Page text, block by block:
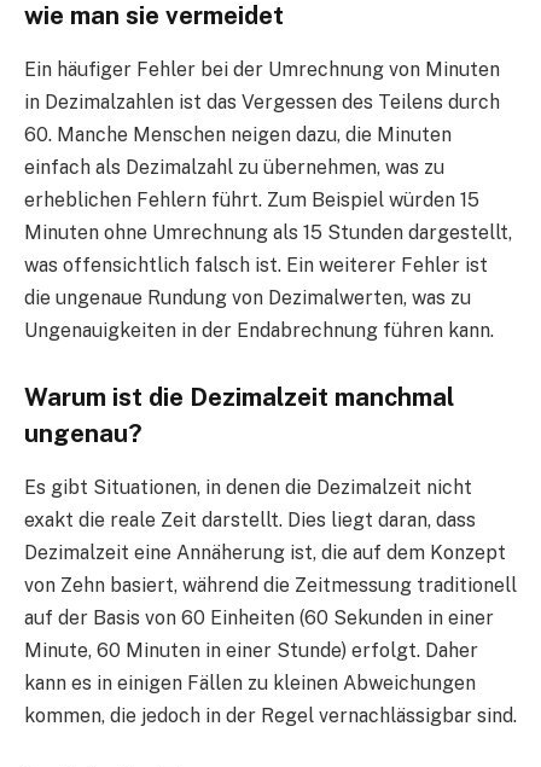
wie man sie vermeidet
Ein häufiger Fehler bei der Umrechnung von Minuten
in Dezimalzahlen ist das Vergessen des Teilens durch
60. Manche Menschen neigen dazu, die Minuten
einfach als Dezimalzahl zu übernehmen, was zu
erheblichen Fehlern führt. Zum Beispiel würden 15
Minuten ohne Umrechnung als 15 Stunden dargestellt,
was offensichtlich falsch ist. Ein weiterer Fehler ist
die ungenaue Rundung von Dezimalwerten, was zu
Ungenauigkeiten in der Endabrechnung führen kann.
Warum ist die Dezimalzeit manchmal
ungenau?
Es gibt Situationen, in denen die Dezimalzeit nicht
exakt die reale Zeit darstellt. Dies liegt daran, dass
Dezimalzeit eine Annäherung ist, die auf dem Konzept
von Zehn basiert, während die Zeitmessung traditionell
auf der Basis von 60 Einheiten (60 Sekunden in einer
Minute, 60 Minuten in einer Stunde) erfolgt. Daher
kann es in einigen Fällen zu kleinen Abweichungen
kommen, die jedoch in der Regel vernachlässigbar sind.